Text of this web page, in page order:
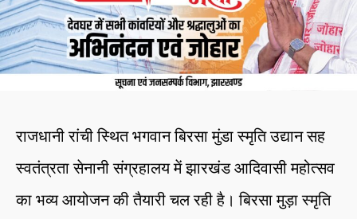
राजधानी रांची स्थित भगवान बिरसा मुंडा स्मृति उद्यान सह
स्वतंत्रता सेनानी संग्रहालय में झारखंड आदिवासी महोत्सव
का भव्य आयोजन की तैयारी चल रही है। बिरसा मुड़ा स्मृति